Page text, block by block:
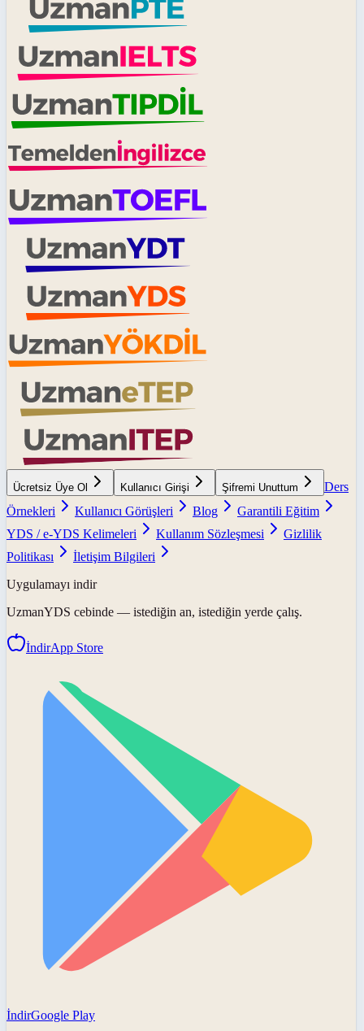
Ücretsiz Üye Ol Kullanıcı Girişi Şifremi Unuttum
Ders
Örnekleri
Kullanıcı Görüşleri Blog
Garantili Eğitim
YDS / e-YDS Kelimeleri
Kullanım Sözleşmesi
Gizlilik
Politikası
İletişim Bilgileri
Uygulamayı indir
UzmanYDS cebinde — istediğin an, istediğin yerde çalış.
İndirApp Store
İndirGoogle Play